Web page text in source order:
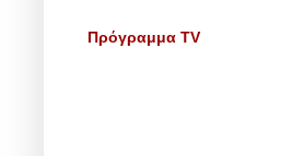
Πρόγραμμα TV